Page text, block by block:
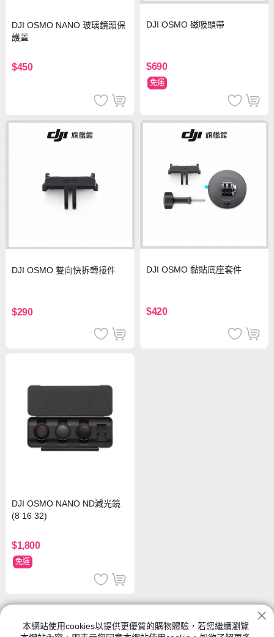
DJI OSMO NANO 玻璃鏡頭保
護蓋
$450
DJI OSMO 磁吸頭帶
$690
免運
DJI OSMO 雙向快拆轉接件
$290
DJI OSMO 黏貼底座套件
$420
DJI OSMO NANO ND減光鏡
(8 16 32)
$1,800
免運
神腦生活的OSMO Nano 系列館別提供各種類型、尺寸規格、功
本網站使用cookies以提供更優質的購物體驗，若您繼續瀏覽